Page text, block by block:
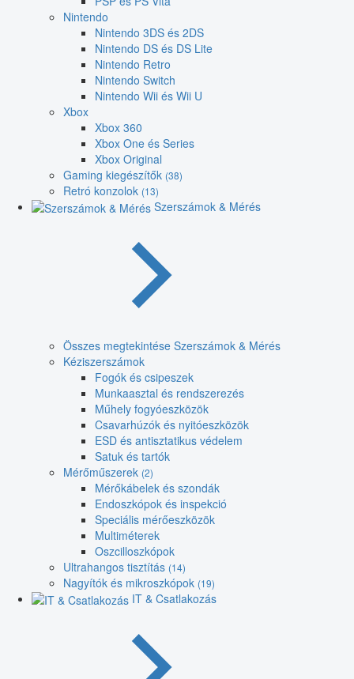
Nintendo
Nintendo 3DS és 2DS
Nintendo DS és DS Lite
Nintendo Retro
Nintendo Switch
Nintendo Wii és Wii U
Xbox
Xbox 360
Xbox One és Series
Xbox Original
Gaming kiegészítők (38)
Retró konzolok (13)
Szerszámok & Mérés
Összes megtekintése Szerszámok & Mérés
Kéziszerszámok
Fogók és csipeszek
Munkaasztal és rendszerezés
Műhely fogyóeszközök
Csavarhúzók és nyitóeszközök
ESD és antisztatikus védelem
Satuk és tartók
Mérőműszerek (2)
Mérőkábelek és szondák
Endoszkópok és inspekció
Speciális mérőeszközök
Multiméterek
Oszcilloszkópok
Ultrahangos tisztítás (14)
Nagyítók és mikroszkópok (19)
IT & Csatlakozás